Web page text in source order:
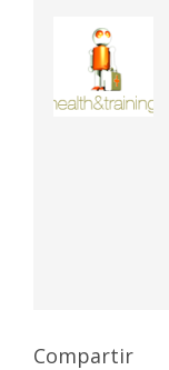
Compartir